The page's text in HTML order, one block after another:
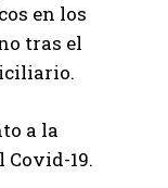
en los
tras el
a la
19.